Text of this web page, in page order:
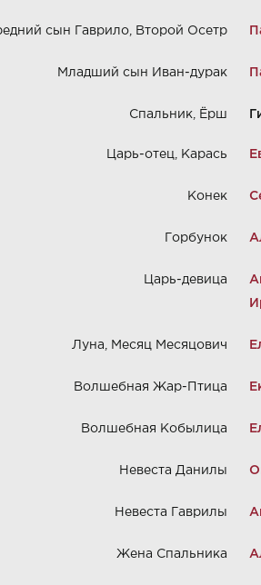
сын Гаврило, Второй Осетр
Младший сын Иван-дурак
Спальник, Ёрш
Царь-отец, Карась
Конек
Горбунок
Царь-девица
Луна, Месяц Месяцович
Волшебная Жар-Птица
Волшебная Кобылица
Невеста Данилы
Невеста Гаврилы
Жена Спальника